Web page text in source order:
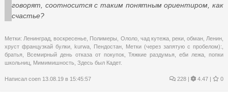
говорят, соотносится с таким понятным ориентиром, как
счастье?
Метки: Ленинград ,воскресенье Полимеры Ололо, чад кутежа, реки, обман Ленин
хруст французкай булки
kurwa Пендостан Метки (через запятую с пробелом):
братья
Всемирный день отказа от покупок,Тяжкие раздумья ,еби лежа ,попки
школьниц Мимимишность Здесь был Кадет.
Написал coen 13.08.19 в 15:45:57 228 | 4.47 | 0